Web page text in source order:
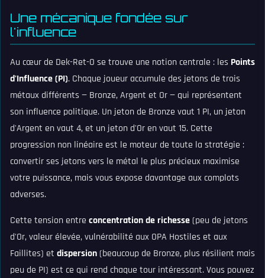
Une mécanique fondée sur
l'influence
Au cœur de Dek-Ret-O se trouve une notion centrale : les Points
d'Influence (PI). Chaque joueur accumule des jetons de trois
métaux différents — Bronze, Argent et Or — qui représentent
son influence politique. Un jeton de Bronze vaut 1 PI, un jeton
d'Argent en vaut 4, et un jeton d'Or en vaut 15. Cette
progression non linéaire est le moteur de toute la stratégie :
convertir ses jetons vers le métal le plus précieux maximise
votre puissance, mais vous expose davantage aux complots
adverses.
Cette tension entre concentration de richesse(peu de jetons
d'Or, valeur élevée, vulnérabilité aux OPA Hostiles et aux
Faillites) et dispersion(beaucoup de Bronze, plus résilient mais
peu de PI) est ce qui rend chaque tour intéressant. Vous pouvez